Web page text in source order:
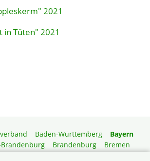
2021
in Tüten" 2021
Baden-Württemberg
Bayern
Brandenburg
Bremen